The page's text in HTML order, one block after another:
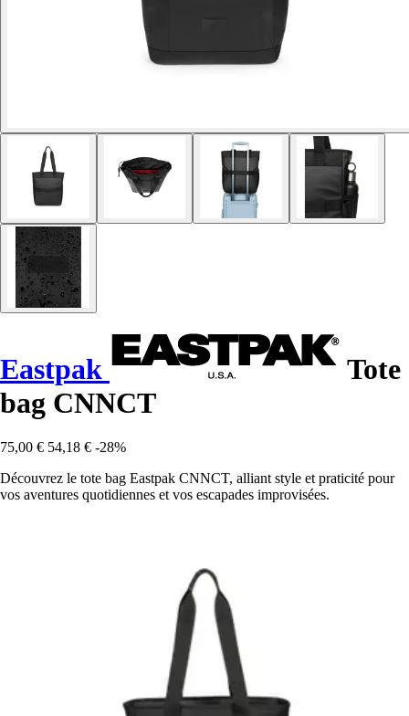
Eastpak
Tote
bag CNNCT
75,00 € 54,18 € -28%
Découvrez le tote bag Eastpak CNNCT, alliant style et praticité pour
vos aventures quotidiennes et vos escapades improvisées.